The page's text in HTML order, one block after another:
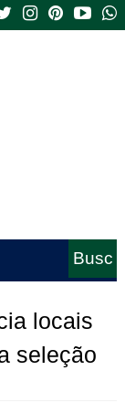
Busc
locais
seleção